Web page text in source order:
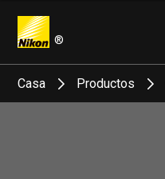
®
Search keyword(s)
Casa Productos